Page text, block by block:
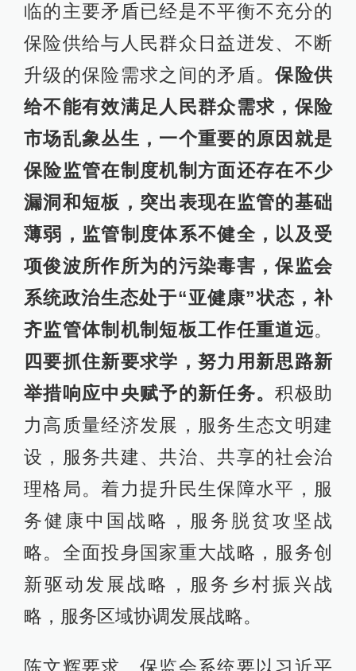
临的主要矛盾已经是不平衡不充分的
保险供给与人民群众日益迸发、不断
升级的保险需求之间的矛盾。保险供
给不能有效满足人民群众需求，保险
市场乱象丛生，一个重要的原因就是
保险监管在制度机制方面还存在不少
漏洞和短板，突出表现在监管的基础
薄弱，监管制度体系不健全，以及受
项俊波所作所为的污染毒害，保监会
系统政治生态处于“亚健康”状态，补
齐监管体制机制短板工作任重道远。
四要抓住新要求学，努力用新思路新
举措响应中央赋予的新任务。积极助
力高质量经济发展，服务生态文明建
设，服务共建、共治、共享的社会治
理格局。着力提升民生保障水平，服
务健康中国战略，服务脱贫攻坚战
略。全面投身国家重大战略，服务创
新驱动发展战略，服务乡村振兴战
略，服务区域协调发展战略。